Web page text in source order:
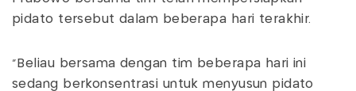
pidato tersebut dalam beberapa hari terakhir.
“Beliau bersama dengan tim beberapa hari ini
sedang berkonsentrasi untuk menyusun pidato